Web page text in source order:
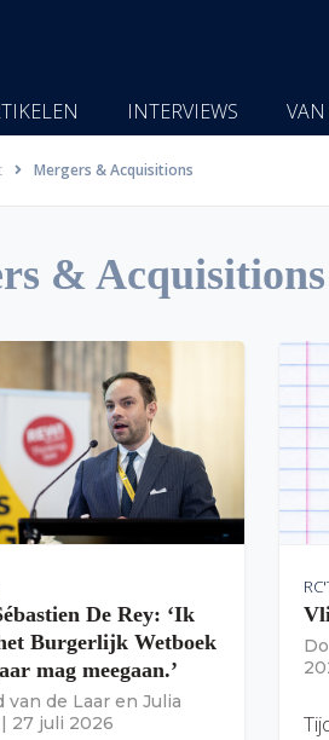
INTERVIEWS
Mergers & Acquisitions
& Acquisitions
De Rey: ‘Ik
Burgerlijk Wetboek
mag meegaan.’
van de Laar en Julia
| 27 juli 2026